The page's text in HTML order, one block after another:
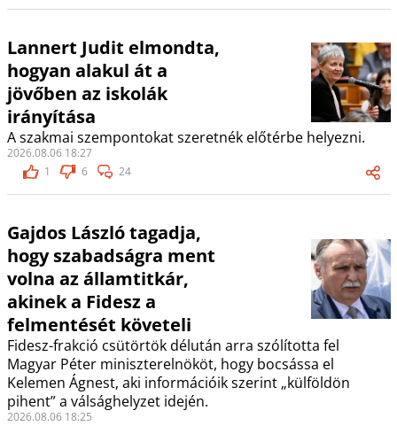
Lannert Judit elmondta,
hogyan alakul át a
jövőben az iskolák
irányítása
A szakmai szempontokat szeretnék előtérbe helyezni.
2026.08.06 18:27
1
6 24
Gajdos László tagadja,
hogy szabadságra ment
volna az államtitkár,
akinek a Fidesz a
felmentését követeli
Fidesz-frakció csütörtök délután arra szólította fel
Magyar Péter miniszterelnököt, hogy bocsássa el
Kelemen Ágnest, aki információik szerint „külföldön
pihent” a válsághelyzet idején.
2026.08.06 18:25